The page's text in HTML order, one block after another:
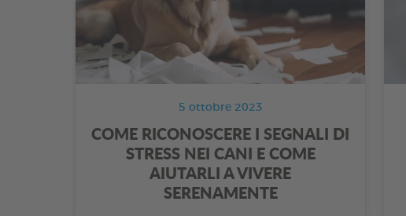
5 ottobre 2023
COME RICONOSCERE I SEGNALI DI
STRESS NEI CANI E COME
AIUTARLI A VIVERE
SERENAMENTE